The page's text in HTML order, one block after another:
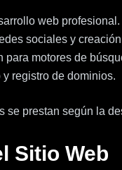
web profesional.
sociales y
para motores de
y registro de dominios.
se prestan según la
Sitio Web